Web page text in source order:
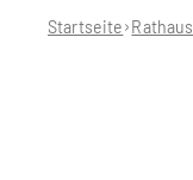
Startseite Rathaus